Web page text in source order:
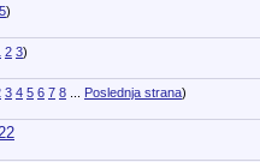
5)
2 3)
3 4 5 6 7 8... Poslednja strana)